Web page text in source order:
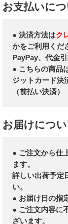
お支払いに
● 決済方法はク
かをご利用くだ
PayPay、代金
● こちらの商品
ジットカード決
（前払い決済）
お届けにつ
● ご注文から仕
ます。
詳しい出荷予定
い。
● お届け日の指
● ご注文内容に
ざいます。